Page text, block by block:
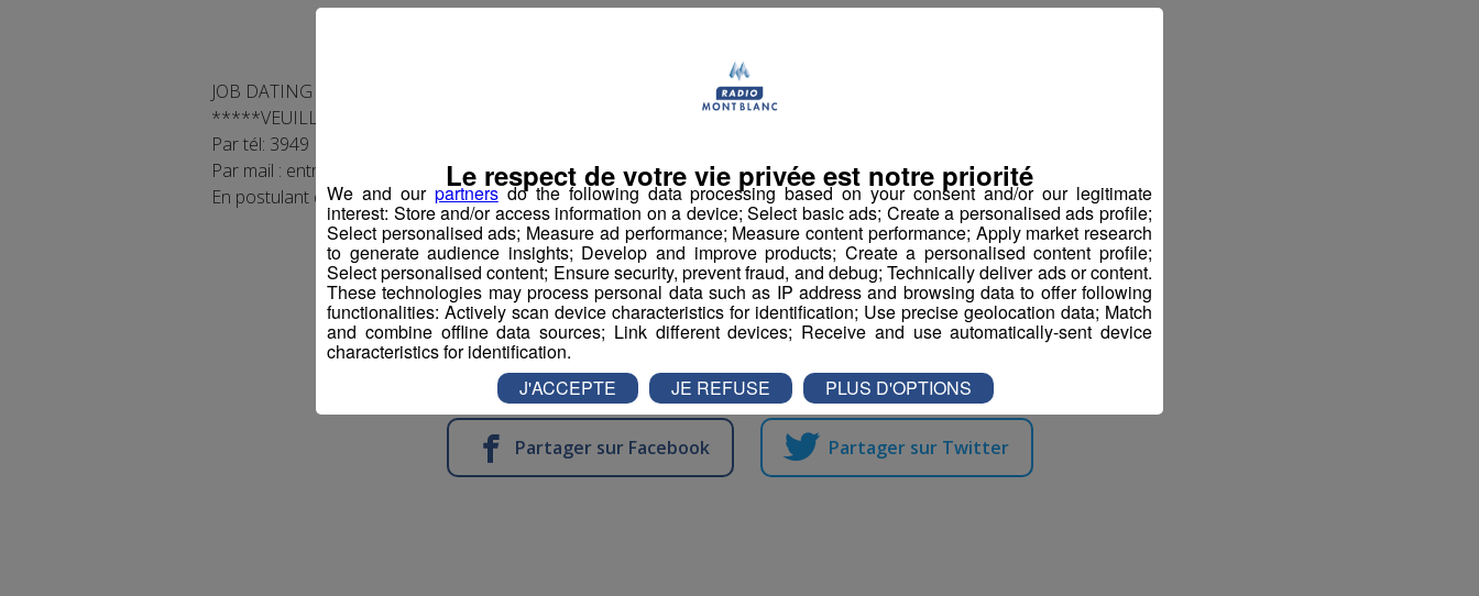
JOB DATING Services à la personne le 9 juin 2016 à 9h au Pôle Emploi de Sallanches
*****VEUILLEZ VOUS INSCRIRE AU PREALABLE*****
Par tél: 3949
Par mail : entreprise.rha0117@pole-emploi.net
En postulant depuis cette offre en ligne
Partager sur Facebook Partager sur Twitter
We and our partnersdo the following data processing based on your consent and/or our legitimate
interest: Store and/or access information on a device; Select basic ads; Create a personalised ads profile;
Select personalised ads; Measure ad performance; Measure content performance; Apply market research
to generate audience insights; Develop and improve products; Create a personalised content profile;
Select personalised content; Ensure security, prevent fraud, and debug; Technically deliver ads or content.
These technologies may process personal data such as IP address and browsing data to offer following
functionalities: Actively scan device characteristics for identification; Use precise geolocation data; Match
and combine offline data sources; Link different devices; Receive and use automatically-sent device
characteristics for identification.
Le respect de votre vie privée est notre priorité
J'ACCEPTE JE REFUSE PLUS D'OPTIONS